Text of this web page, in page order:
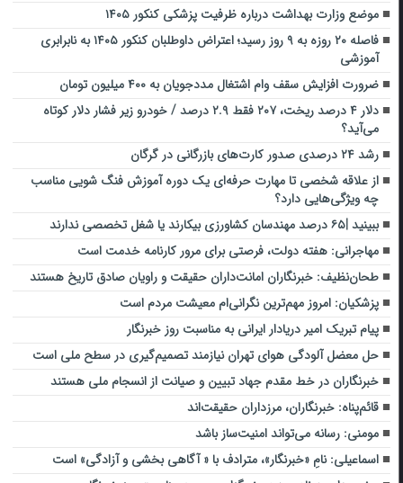
موضع وزارت بهداشت درباره ظرفیت پزشکی کنکور ۱۴۰۵
فاصله ۲۰ روزه به ۹ روز رسید؛ اعتراض داوطلبان کنکور ۱۴۰۵ به نابرابری
آموزشی
ضرورت افزایش سقف وام اشتغال مددجویان به ۴۰۰ میلیون تومان
دلار ۴ درصد ریخت، ۲۰۷ فقط ۲.۹ درصد / خودرو زیر فشار دلار کوتاه
می‌آید؟
رشد ۲۴ درصدی صدور کارت‌های بازرگانی در گرگان
از علاقه شخصی تا مهارت حرفه‌ای یک دوره آموزش فنگ شویی مناسب
چه ویژگی‌هایی دارد؟
ببینید |۶۵ درصد مهندسان کشاورزی بیکارند یا شغل تخصصی ندارند
مهاجرانی: هفته دولت، فرصتی برای مرور کارنامه خدمت است
طحان‌نظیف: خبرنگاران امانت‌داران حقیقت و راویان صادق تاریخ‌ هستند
پزشکیان: امروز مهم‌ترین نگرانی‌ام معیشت مردم است
پیام تبریک امیر دریادار ایرانی به مناسبت روز خبرنگار
حل معضل آلودگی هوای تهران نیازمند تصمیم‌گیری در سطح ملی است
خبرنگاران در خط مقدم جهاد تبیین و صیانت از انسجام ملی هستند
قائم‌پناه: ‏خبرنگاران، مرزداران حقیقت‌اند
مومنی: رسانه می‌تواند امنیت‌ساز باشد
اسماعیلی: نامِ «خبرنگار»، مترادف با « آگاهی بخشی و آزادگی» است